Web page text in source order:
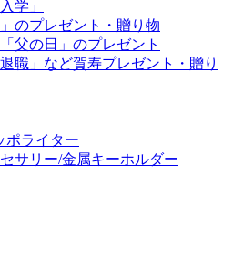
学」
のプレゼント・贈り物
父の日」のプレゼント
職」など賀寿プレゼント・贈り
ポライター
サリー/金属キーホルダー